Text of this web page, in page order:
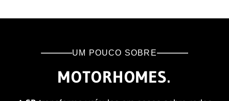
UM POUCO SOBRE
MOTORHOMES.